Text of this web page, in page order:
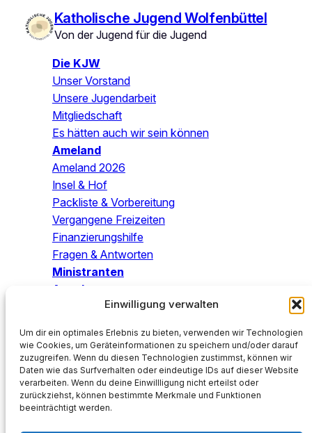
Einwilligung verwalten
Um dir ein optimales Erlebnis zu bieten, verwenden wir Technologien
wie Cookies, um Geräteinformationen zu speichern und/oder darauf
zuzugreifen. Wenn du diesen Technologien zustimmst, können wir
Daten wie das Surfverhalten oder eindeutige IDs auf dieser Website
verarbeiten. Wenn du deine Einwillligung nicht erteilst oder
zurückziehst, können bestimmte Merkmale und Funktionen
beeinträchtigt werden.
Katholische Jugend Wolfenbüttel
Von der Jugend für die Jugend
Die KJW
Unser Vorstand
Unsere Jugendarbeit
Mitgliedschaft
Es hätten auch wir sein können
Ameland
Ameland 2026
Insel & Hof
Packliste & Vorbereitung
Vergangene Freizeiten
Finanzierungshilfe
Fragen & Antworten
Ministranten
Angebo
Mach mit!
SPENDEN
Katholische Kirchengemeinde St. Petrus
DE05 2505 0000 0202 1355 88
NOLADE2HXXX